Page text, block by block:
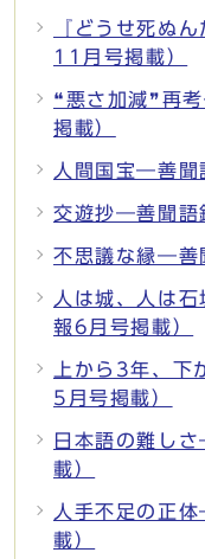
『どうせ死ぬ
11月号掲載）
❝悪さ加減❞再
掲載）
人間国宝―善聞
交遊抄―善聞語
不思議な縁―善
人は城、人は
報6月号掲載）
上から3年、
5月号掲載）
日本語の難し
載）
人手不足の正
載）